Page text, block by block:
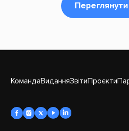
КомандаВиданняЗвітиПроєкти